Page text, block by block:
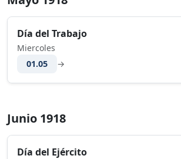
Día del Trabajo
Miercoles
01.05
→
Junio 1918
Día del Ejército